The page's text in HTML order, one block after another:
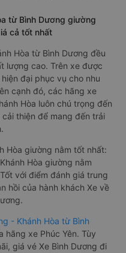
từ Bình Dương giường
cả tốt nhất
Hòa từ Bình Dương đều
lượng cao. Trên xe được
đại phục vụ cho nhu
cạnh đó, các hãng xe
Hòa luôn chú trọng đến
thiện để mang đến trải
Hòa giường nằm tốt nhất:
Hòa giường nằm
với điểm đánh giá trung
hồi của hành khách Xe về
- Khánh Hòa từ Bình
hãng xe Phúc Yên. Tùy
giá vé Xe Bình Dương đi